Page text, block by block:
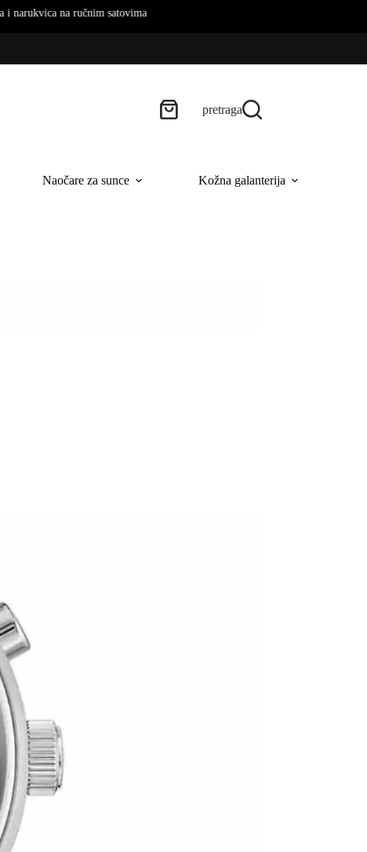
ručnim satovima
pretraga
Naočare za sunce Kožna galanterija